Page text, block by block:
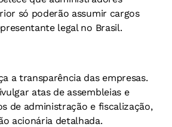
só poderão assumir cargos
legal no Brasil.
a transparência das empresas.
atas de assembleias e
de administração e fiscalização,
acionária detalhada.